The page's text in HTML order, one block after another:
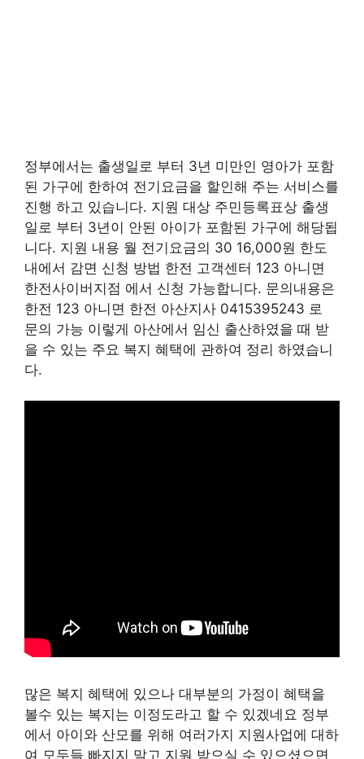
정부에서는 출생일로 부터 3년 미만인 영아가 포함
된 가구에 한하여 전기요금을 할인해 주는 서비스를
진행 하고 있습니다. 지원 대상 주민등록표상 출생
일로 부터 3년이 안된 아이가 포함된 가구에 해당됩
니다. 지원 내용 월 전기요금의 30 16,000원 한도
내에서 감면 신청 방법 한전 고객센터 123 아니면
한전사이버지점 에서 신청 가능합니다. 문의내용은
한전 123 아니면 한전 아산지사 0415395243 로
문의 가능 이렇게 아산에서 임신 출산하였을 때 받
을 수 있는 주요 복지 혜택에 관하여 정리 하였습니
다.
많은 복지 혜택에 있으나 대부분의 가정이 혜택을
볼수 있는 복지는 이정도라고 할 수 있겠네요 정부
에서 아이와 산모를 위해 여러가지 지원사업에 대하
여 모두들 빠지지 말고 지원 받으실 수 있으셨으면